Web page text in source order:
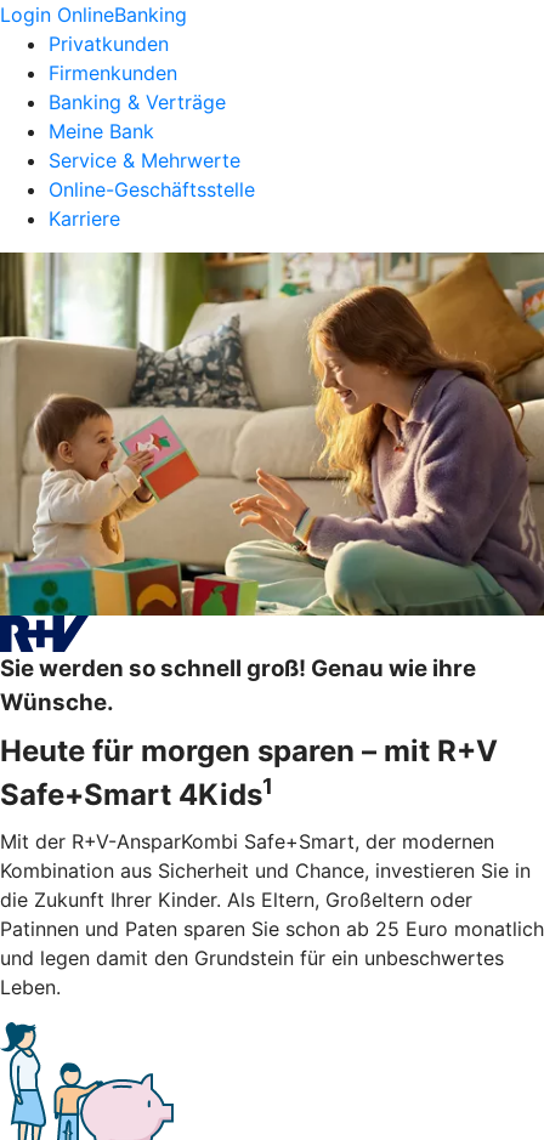
Login OnlineBanking
Privatkunden
Firmenkunden
Banking & Verträge
Meine Bank
Service & Mehrwerte
Online-Geschäftsstelle
Karriere
Sie werden so schnell groß! Genau wie ihre
Wünsche.
Heute für morgen sparen – mit R+V
Safe+Smart 4Kids1
Mit der R+V-AnsparKombi Safe+Smart, der modernen
Kombination aus Sicherheit und Chance, investieren Sie in
die Zukunft Ihrer Kinder. Als Eltern, Großeltern oder
Patinnen und Paten sparen Sie schon ab 25 Euro monatlich
und legen damit den Grundstein für ein unbeschwertes
Leben.